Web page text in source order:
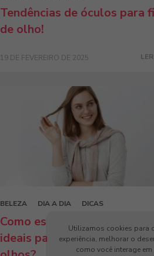
Tendências de óculos para
de olho!
19 DE FEVEREIRO DE 2025
BELEZA DIA A DIA DICAS
Como escolher os óculos
ideais para diferentes tipos
Utilizamos cookies para
experiência, melhorar o
como você interage